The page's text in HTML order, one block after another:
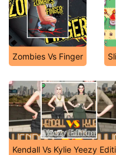
Zombies Vs Finger
Kendall Vs Kylie Yeezy